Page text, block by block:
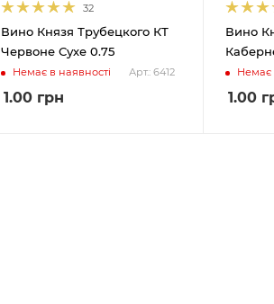
32
Вино Князя Трубецкого КТ
Червоне Сухе 0.75
Немає в наявності Арт.: 6412
1.00 грн
Вино
Немає
1.00